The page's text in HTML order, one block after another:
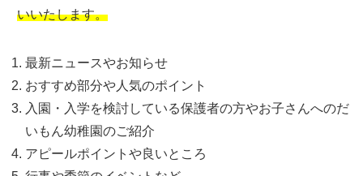
いいたします。
最新ニュースやお知らせ
おすすめ部分や人気のポイント
入園・入学を検討している保護者の方やお子さんへのだ
いもん幼稚園のご紹介
アピールポイントや良いところ